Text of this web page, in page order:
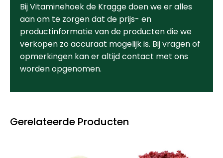
Gerelateerde Producten
Bij Vitaminehoek de Kragge doen we er alles
aan om te zorgen dat de prijs- en
productinformatie van de producten die we
verkopen zo accuraat mogelijk is. Bij vragen of
opmerkingen kan er altijd contact met ons
worden opgenomen.